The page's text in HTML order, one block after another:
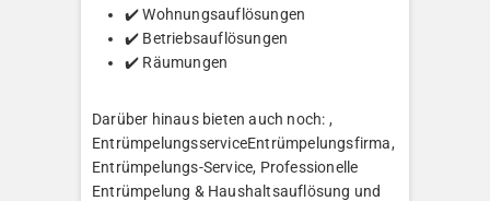
✔️ Wohnungsauflösungen
✔️ Betriebsauflösungen
✔️ Räumungen
Darüber hinaus bieten auch noch: ,
EntrümpelungsserviceEntrümpelungsfirma,
Entrümpelungs-Service, Professionelle
Entrümpelung & Haushaltsauflösung und